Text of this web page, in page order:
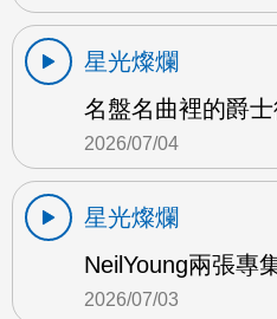
星光燦爛
名盤名曲裡的爵
2026/07/04
星光燦爛
NeilYoung兩張專
2026/07/03